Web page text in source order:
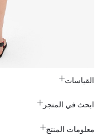
القياسات
ابحث في المتجر
معلومات المنتج